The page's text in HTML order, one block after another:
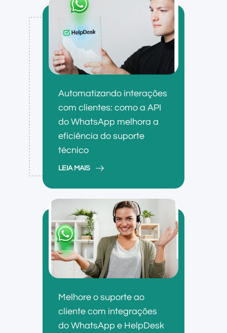
Automatizando interações
com clientes: como a API
do WhatsApp melhora a
eficiência do suporte
técnico
LEIA MAIS
Melhore o suporte ao
cliente com integrações
do WhatsApp e HelpDesk